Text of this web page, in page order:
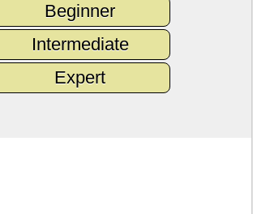
Beginner
Intermediate
Expert